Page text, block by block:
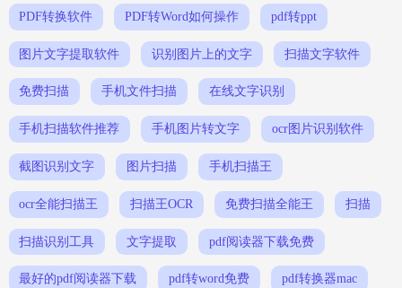
PDF转换软件 PDF转Word如何操作 pdf转ppt
图片文字提取软件 识别图片上的文字 扫描文字软件
免费扫描 手机文件扫描 在线文字识别
手机扫描软件推荐 手机图片转文字 ocr图片识别软件
截图识别文字 图片扫描 手机扫描王
ocr全能扫描王 扫描王OCR 免费扫描全能王 扫描
扫描识别工具 文字提取 pdf阅读器下载免费
最好的pdf阅读器下载 pdf转word免费 pdf转换器mac